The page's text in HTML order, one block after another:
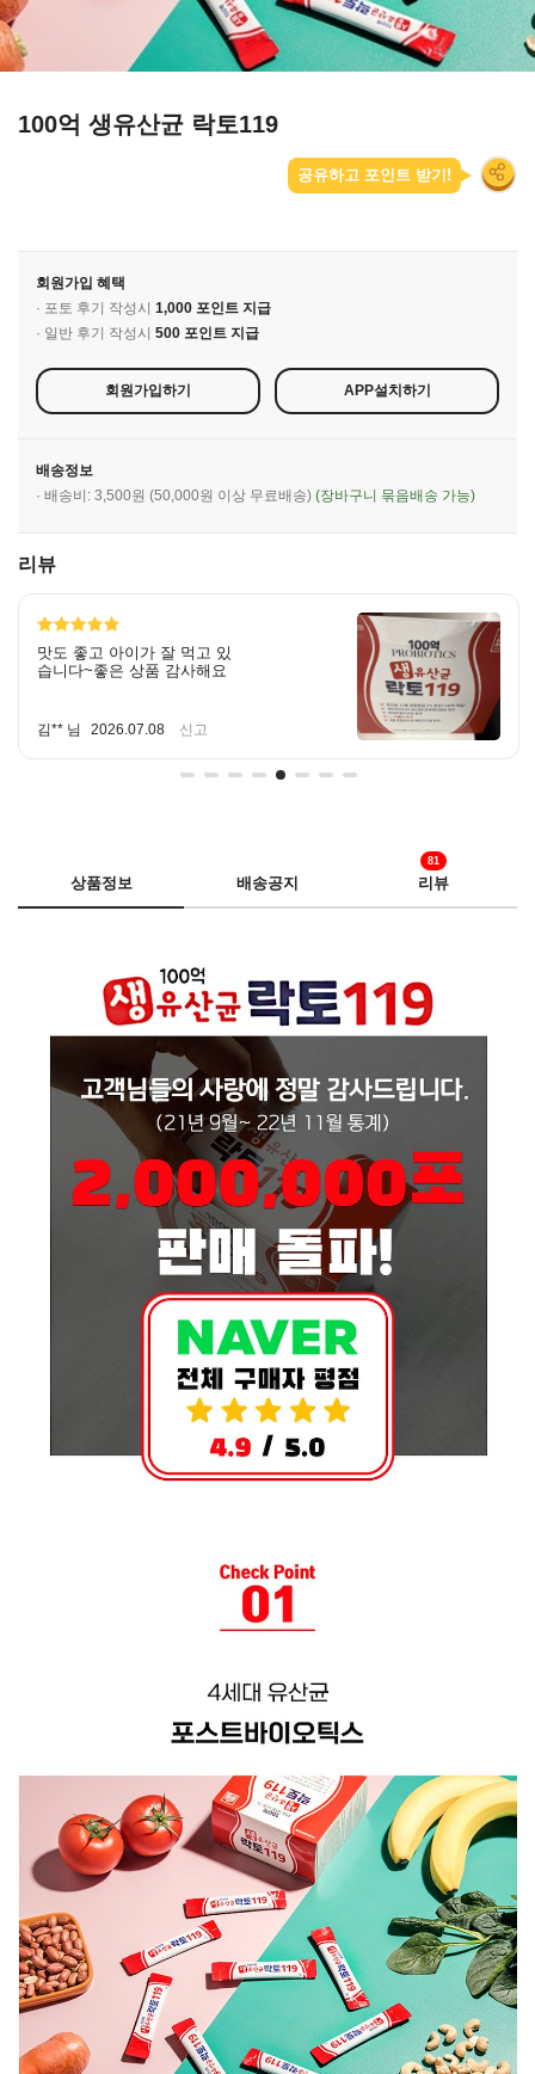
100억 생유산균 락토119
공유하고 포인트 받기!
회원가입 혜택
· 포토 후기 작성시 1,000 포인트 지급
· 일반 후기 작성시 500 포인트 지급
회원가입하기 APP설치하기
배송정보
· 배송비: 3,500원 (50,000원 이상 무료배송) (장바구니 묶음배송 가능)
리뷰
맛도 좋고 아이가 잘 먹고 있
습니다~좋은 상품 감사해요
김** 님 2026.07.08 신고
상품정보 배송공지 리뷰
81